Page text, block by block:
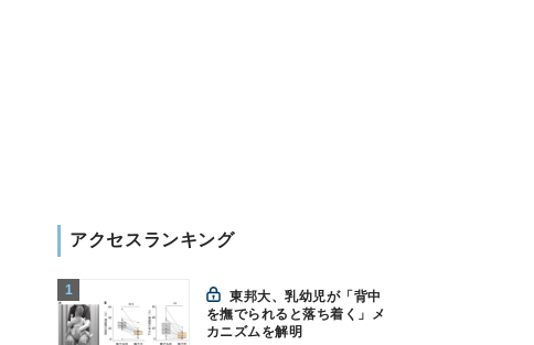
アクセスランキング
東邦大、乳幼児が「背中
を撫でられると落ち着く」メ
カニズムを解明